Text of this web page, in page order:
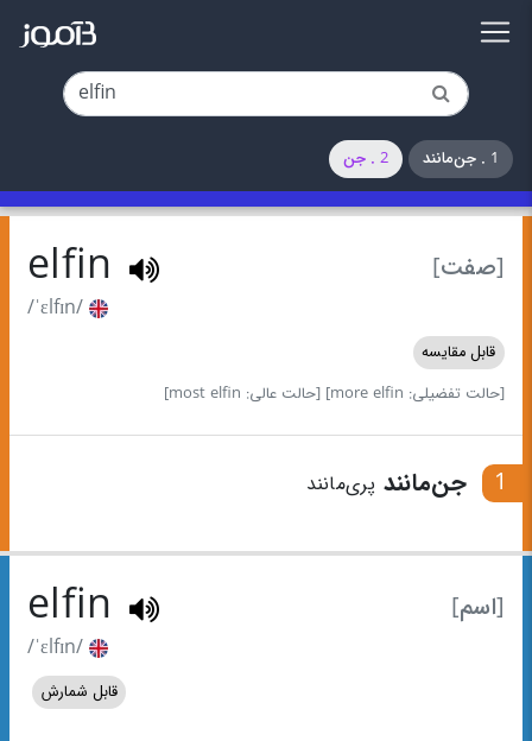
1 . جن‌مانند 2 . جن
[صفت] elfin
/ˈɛlfɪn/
قابل مقایسه
[حالت تفضیلی: more elfin]
[حالت عالی: most elfin]
1 جن‌مانند پری‌مانند
[اسم] elfin
/ˈɛlfɪn/
قابل شمارش